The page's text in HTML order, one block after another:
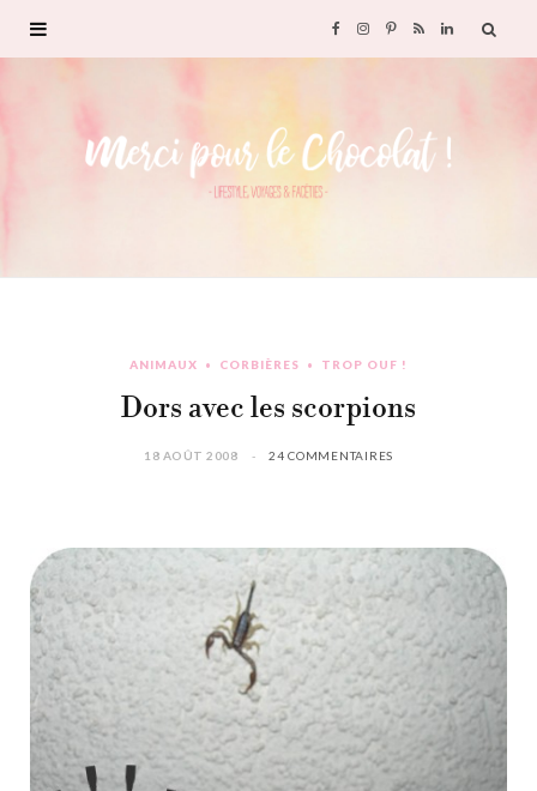
F
c
o
I
r
P
n
R
S
L
ANIMAUX CORBIÈRES TROP OUF !
Dors avec les scorpions
18 AOÛT 2008 24 COMMENTAIRES